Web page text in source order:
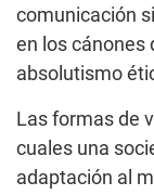
comunicación
en los cánones
absolutismo
Las formas de
cuales una
adaptación al